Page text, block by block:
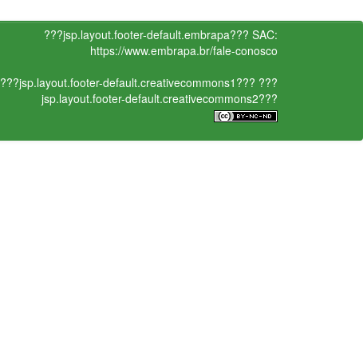
???jsp.layout.footer-default.embrapa??? SAC:
https://www.embrapa.br/fale-conosco
???jsp.layout.footer-default.creativecommons1??? ???
jsp.layout.footer-default.creativecommons2???